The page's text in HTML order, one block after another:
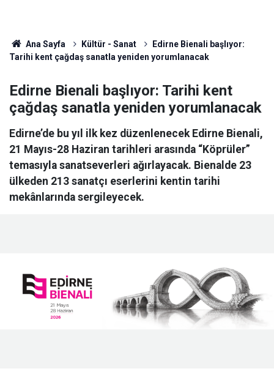
Ana Sayfa Kültür - Sanat
Edirne Bienali başlıyor:
Tarihi kent çağdaş sanatla yeniden yorumlanacak
Edirne Bienali başlıyor: Tarihi kent
çağdaş sanatla yeniden yorumlanacak
Edirne’de bu yıl ilk kez düzenlenecek Edirne Bienali,
21 Mayıs-28 Haziran tarihleri arasında “Köprüler”
temasıyla sanatseverleri ağırlayacak. Bienalde 23
ülkeden 213 sanatçı eserlerini kentin tarihi
mekânlarında sergileyecek.